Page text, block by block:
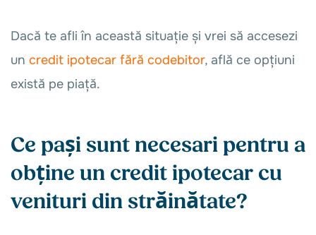
Dacă te afli în această situație și vrei să accesezi
un credit ipotecar fără codebitor, află ce opțiuni
există pe piață.
Ce pași sunt necesari pentru a
obține un credit ipotecar cu
venituri din străinătate?